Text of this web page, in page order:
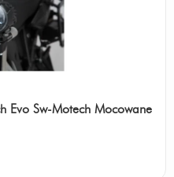
Evo Sw-Motech Mocowane